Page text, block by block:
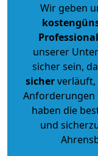
Wir geben
unserer
sicher sein,
sicherverläuft,
Anforderungen
haben die
und